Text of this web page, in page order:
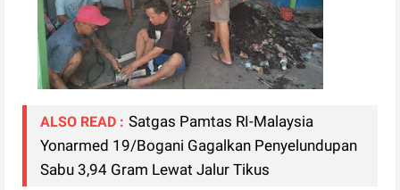
ALSO READ : Satgas Pamtas RI-Malaysia
Yonarmed 19/Bogani Gagalkan Penyelundupan
Sabu 3,94 Gram Lewat Jalur Tikus